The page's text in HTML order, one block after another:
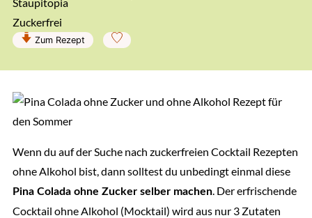
Zum Rezept
Wenn du auf der Suche nach zuckerfreien Cocktail Rezepten
ohne Alkohol bist, dann solltest du unbedingt einmal diese
Pina Colada ohne Zucker selber machen. Der erfrischende
Cocktail ohne Alkohol (Mocktail) wird aus nur 3 Zutaten